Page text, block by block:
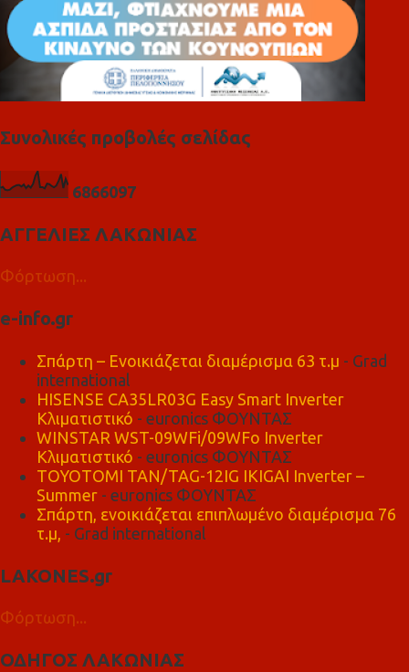
Συνολικές προβολές σελίδας
6866097
ΑΓΓΕΛΙΕΣ ΛΑΚΩΝΙΑΣ
Φόρτωση...
e-info.gr
Σπάρτη – Ενοικιάζεται διαμέρισμα 63 τ.μ - Grad
international
HISENSE CA35LR03G Easy Smart Inverter
Κλιματιστικό - euronics ΦΟΥΝΤΑΣ
WINSTAR WST-09WFi/09WFo Inverter
Κλιματιστικό - euronics ΦΟΥΝΤΑΣ
TOYOTOMI TAN/TAG-12IG IKIGAI Inverter –
Summer - euronics ΦΟΥΝΤΑΣ
Σπάρτη, ενοικιάζεται επιπλωμένο διαμέρισμα 76
τ.μ, - Grad international
LAKONES.gr
Φόρτωση...
ΟΔΗΓΟΣ ΛΑΚΩΝΙΑΣ